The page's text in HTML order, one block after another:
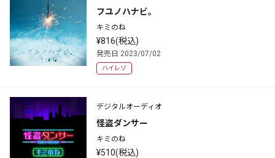
フユノハナビ。
キミのね
¥816(税込)
発売日 2023/07/02
ハイレゾ
デジタルオーディオ
怪盗ダンサー
キミのね
¥510(税込)